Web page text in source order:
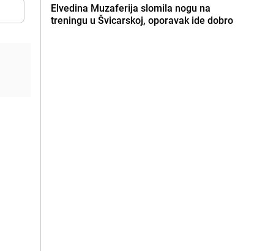
Elvedina Muzaferija slomila nogu na
treningu u Švicarskoj, oporavak ide dobro